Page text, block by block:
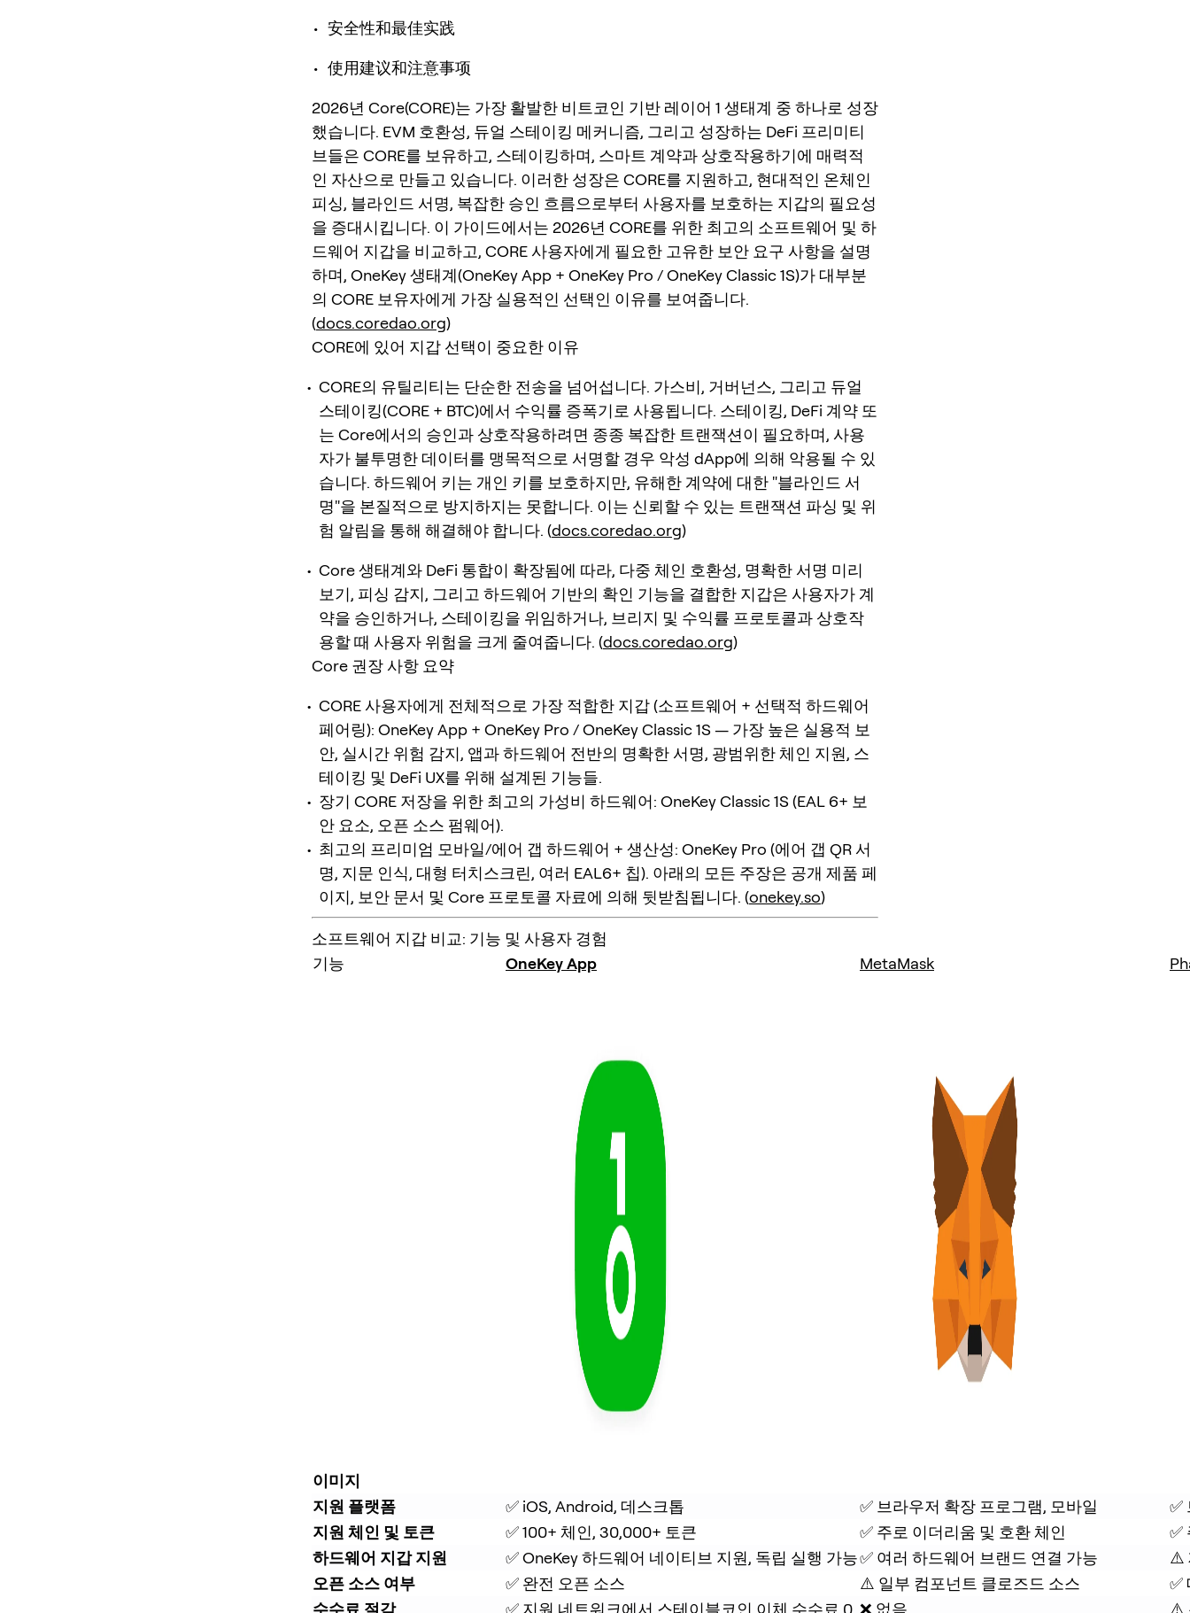
• 安全性和最佳实践
• 使用建议和注意事项
2026년 Core(CORE)는 가장 활발한 비트코인 기반 레이어 1 생태계 중 하나로 성장
했습니다. EVM 호환성, 듀얼 스테이킹 메커니즘, 그리고 성장하는 DeFi 프리미티
브들은 CORE를 보유하고, 스테이킹하며, 스마트 계약과 상호작용하기에 매력적
인 자산으로 만들고 있습니다. 이러한 성장은 CORE를 지원하고, 현대적인 온체인
피싱, 블라인드 서명, 복잡한 승인 흐름으로부터 사용자를 보호하는 지갑의 필요성
을 증대시킵니다. 이 가이드에서는 2026년 CORE를 위한 최고의 소프트웨어 및 하
드웨어 지갑을 비교하고, CORE 사용자에게 필요한 고유한 보안 요구 사항을 설명
하며, OneKey 생태계(OneKey App + OneKey Pro / OneKey Classic 1S)가 대부분
의 CORE 보유자에게 가장 실용적인 선택인 이유를 보여줍니다.
(docs.coredao.org)
CORE에 있어 지갑 선택이 중요한 이유
CORE의 유틸리티는 단순한 전송을 넘어섭니다. 가스비, 거버넌스, 그리고 듀얼
스테이킹(CORE + BTC)에서 수익률 증폭기로 사용됩니다. 스테이킹, DeFi 계약 또
는 Core에서의 승인과 상호작용하려면 종종 복잡한 트랜잭션이 필요하며, 사용
자가 불투명한 데이터를 맹목적으로 서명할 경우 악성 dApp에 의해 악용될 수 있
습니다. 하드웨어 키는 개인 키를 보호하지만, 유해한 계약에 대한 "블라인드 서
명"을 본질적으로 방지하지는 못합니다. 이는 신뢰할 수 있는 트랜잭션 파싱 및 위
험 알림을 통해 해결해야 합니다. (docs.coredao.org)
Core 생태계와 DeFi 통합이 확장됨에 따라, 다중 체인 호환성, 명확한 서명 미리
보기, 피싱 감지, 그리고 하드웨어 기반의 확인 기능을 결합한 지갑은 사용자가 계
약을 승인하거나, 스테이킹을 위임하거나, 브리지 및 수익률 프로토콜과 상호작
용할 때 사용자 위험을 크게 줄여줍니다. (docs.coredao.org)
Core 권장 사항 요약
CORE 사용자에게 전체적으로 가장 적합한 지갑 (소프트웨어 + 선택적 하드웨어
페어링): OneKey App + OneKey Pro / OneKey Classic 1S — 가장 높은 실용적 보
안, 실시간 위험 감지, 앱과 하드웨어 전반의 명확한 서명, 광범위한 체인 지원, 스
테이킹 및 DeFi UX를 위해 설계된 기능들.
장기 CORE 저장을 위한 최고의 가성비 하드웨어: OneKey Classic 1S (EAL 6+ 보
안 요소, 오픈 소스 펌웨어).
최고의 프리미엄 모바일/에어 갭 하드웨어 + 생산성: OneKey Pro (에어 갭 QR 서
명, 지문 인식, 대형 터치스크린, 여러 EAL6+ 칩). 아래의 모든 주장은 공개 제품 페
이지, 보안 문서 및 Core 프로토콜 자료에 의해 뒷받침됩니다. (onekey.so)
소프트웨어 지갑 비교: 기능 및 사용자 경험
기능
OneKey App MetaMask
이미지
지원 플랫폼
✅ iOS, Android, 데스크톱 ✅ 브라우저 확장 프로그램, 모바일
✅
지원 체인 및 토큰
✅ 100+ 체인, 30,000+ 토큰 ✅ 주로 이더리움 및 호환 체인
✅
하드웨어 지갑 지원
✅ OneKey 하드웨어 네이티브 지원, 독립 실행 가능✅ 여러 하드웨어 브랜드 연결 가능
⚠️
오픈 소스 여부
✅ 완전 오픈 소스 ⚠️ 일부 컴포넌트 클로즈드 소스
✅
수수료 절감
✅ 지원 네트워크에서 스테이블코인 이체 수수료 0 ❌ 없음 ⚠️